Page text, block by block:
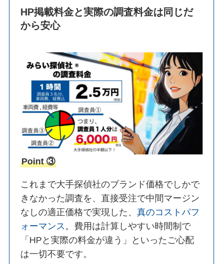
HP掲載料金と実際の調査料金は同じだ
から安心
Point ③
これまで大手探偵社のブランド価格でしかで
きなかった調査を、直接受注で中間マージン
なしの適正価格で実現した、真のコストパフ
ォーマンス。費用は計算しやすい時間制で
「HPと実際の料金が違う」といったご心配
は一切不要です。